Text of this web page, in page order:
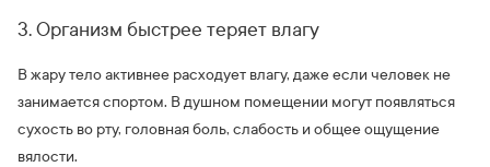
3. Организм быстрее теряет влагу
В жару тело активнее расходует влагу, даже если человек не
занимается спортом. В душном помещении могут появляться
сухость во рту, головная боль, слабость и общее ощущение
вялости.